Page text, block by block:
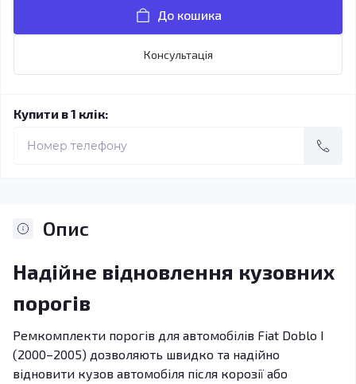
До кошика
Консультація
Купити в 1 клік:
Опис
Надійне відновлення кузовних
порогів
Ремкомплекти порогів для автомобілів Fiat Doblo I
(2000–2005) дозволяють швидко та надійно
відновити кузов автомобіля після корозії або